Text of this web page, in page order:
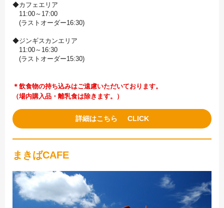
◆カフェエリア
11:00～17:00
(ラストオーダー16:30)
◆ジンギスカンエリア
11:00～16:30
(ラストオーダー15:30)
＊飲食物の持ち込みはご遠慮いただいております。
（場内購入品・離乳食は除きます。）
詳細はこちら
まきばCAFE